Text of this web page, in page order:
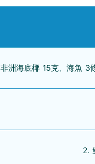
非洲海底椰 15克、海魚 3
2.